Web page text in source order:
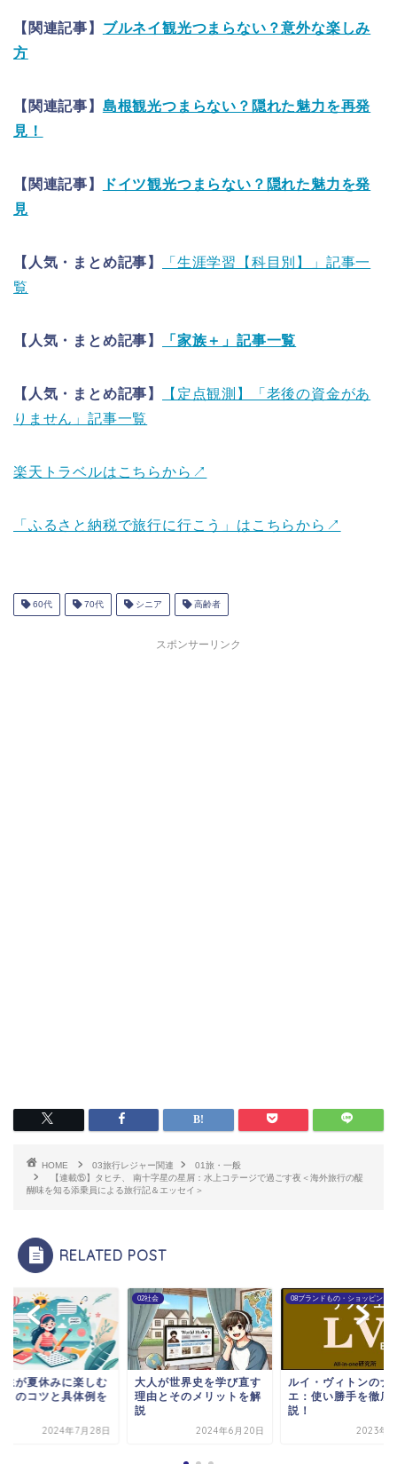
【関連記事】 ブルネイ観光つまらない？意外な楽しみ
方
【関連記事】 島根観光つまらない？隠れた魅力を再発
見！
【関連記事】
ドイツ観光つまらない？隠れた魅力を発
見
【人気・まとめ記事】
「生涯学習【科目別】」記事一
覧
【人気・まとめ記事】 「家族＋」記事一覧
【人気・まとめ記事】
【定点観測】「老後の資金があ
りません」記事一覧
楽天トラベルはこちらから↗
「ふるさと納税で旅行に行こう」はこちらから↗
60代 70代 シニア 高齢者
スポンサーリンク
HOME 03旅行レジャー関連
01旅・一般
【連載⑮】タヒチ、 南十字星の星屑：水上コテージで過ごす夜＜海外旅行の醍
醐味を知る添乗員による旅行記＆エッセイ＞
RELATED POST
生が夏休みに楽しむ
りのコツと具体例を
2024年7月28日
02社会
大人が世界史を学び直す
理由とそのメリットを解
説
2024年6月20日
08ブランドもの・ショッピング
ルイ・ヴィトンのナ
エ：使い勝手を徹底
説！
2023年9